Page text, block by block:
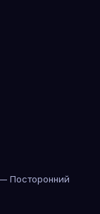
Посторонний